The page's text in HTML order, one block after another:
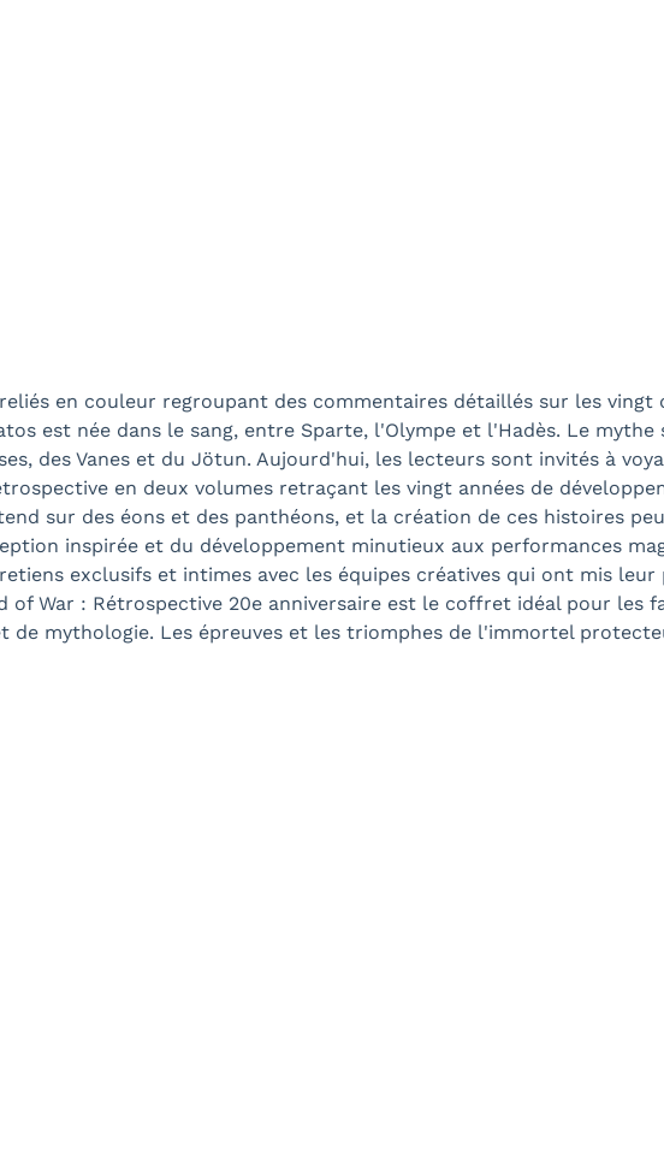
en couleur regroupant des commentaires détaillés sur les vingt
est née dans le sang, entre Sparte, l'Olympe et l'Hadès. Le mythe
des Vanes et du Jötun. Aujourd'hui, les lecteurs sont invités à
en deux volumes retraçant les vingt années de
sur des éons et des panthéons, et la création de ces histoires
inspirée et du développement minutieux aux performances
exclusifs et intimes avec les équipes créatives qui ont mis leur
War : Rétrospective 20e anniversaire est le coffret idéal pour les
mythologie. Les épreuves et les triomphes de l'immortel